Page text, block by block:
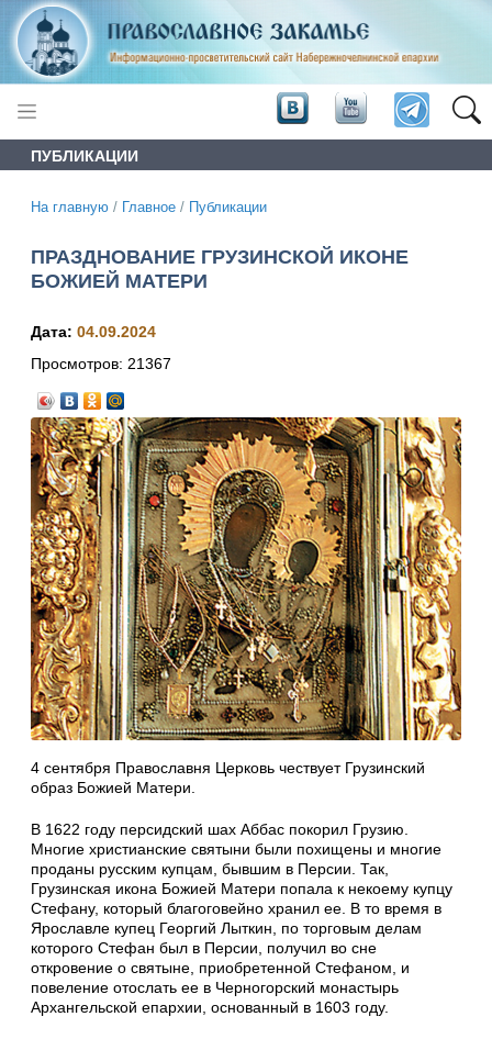
ПУБЛИКАЦИИ
На главную / Главное / Публикации
ПРАЗДНОВАНИЕ ГРУЗИНСКОЙ ИКОНЕ
БОЖИЕЙ МАТЕРИ
Дата: 04.09.2024
Просмотров: 21367
4 сентября Православня Церковь чествует Грузинский
образ Божией Матери.
В 1622 году персидский шах Аббас покорил Грузию.
Многие христианские святыни были похищены и многие
проданы русским купцам, бывшим в Персии. Так,
Грузинская икона Божией Матери попала к некоему купцу
Стефану, который благоговейно хранил ее. В то время в
Ярославле купец Георгий Лыткин, по торговым делам
которого Стефан был в Персии, получил во сне
откровение о святыне, приобретенной Стефаном, и
повеление отослать ее в Черногорский монастырь
Архангельской епархии, основанный в 1603 году.